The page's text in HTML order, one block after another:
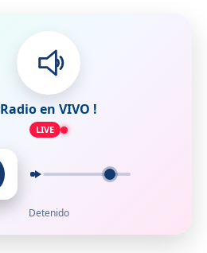
Radio en VIVO !
LIVE
Detenido